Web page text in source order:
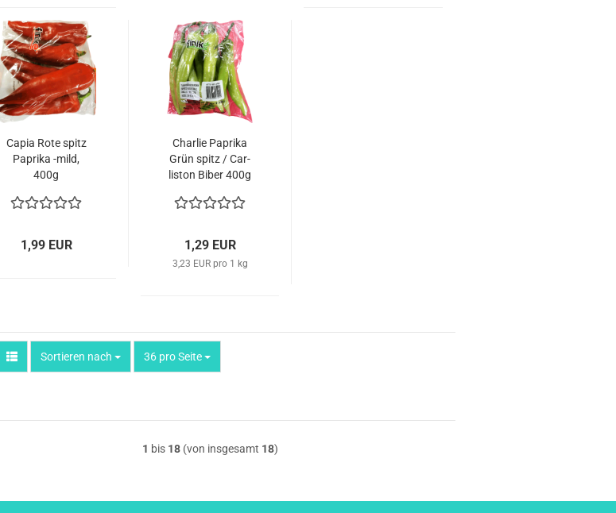
Capia Rote spitz
Pa­pri­ka -mild,
400g
1,99 EUR
Char­lie Pa­pri­ka
Grün spitz / Car­
lis­ton Biber 400g
1,29 EUR
3,23 EUR pro 1 kg
Sortieren nach
Sortieren nach 36 pro Seite
pro Seite
1 bis 18 (von insgesamt 18)